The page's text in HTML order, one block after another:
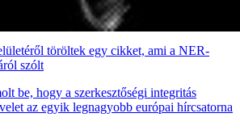
töröltek egy cikket, ami a NER-
szólt
be, hogy a szerkesztőségi integritás
az egyik legnagyobb európai hírcsatorna